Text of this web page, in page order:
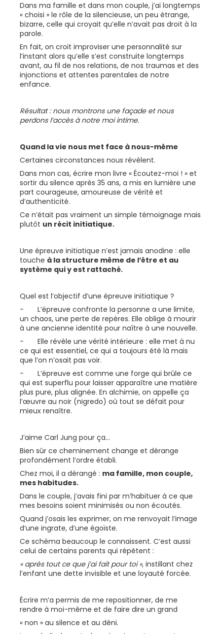
Dans ma famille et dans mon couple, j’ai longtemps
« choisi » le rôle de la silencieuse, un peu étrange,
bizarre, celle qui croyait qu’elle n’avait pas droit à la
parole.
En fait, on croit improviser une personnalité sur
l’instant alors qu’elle s’est construite longtemps
avant, au fil de nos relations, de nos traumas et des
injonctions et attentes parentales de notre
enfance.
Résultat : nous montrons une façade et nous
perdons l’accès à notre moi intime.
Quand la vie nous met face à nous-même
Certaines circonstances nous révèlent.
Dans mon cas, écrire mon livre « Écoutez-moi ! » et
sortir du silence après 35 ans, a mis en lumière une
part courageuse, amoureuse de vérité et
d’authenticité.
Ce n’était pas vraiment un simple témoignage mais
plutôt un récit initiatique.
Une épreuve initiatique n’est jamais anodine : elle
touche à la structure même de l’être et au
système qui y est rattaché.
Quel est l’objectif d’une épreuve initiatique ?
- L’épreuve confronte la personne a une limite,
un chaos, une perte de repères. Elle oblige à mourir
à une ancienne identité pour naître à une nouvelle.
- Elle révèle une vérité intérieure : elle met à nu
ce qui est essentiel, ce qui a toujours été là mais
que l’on n’osait pas voir.
- L’épreuve est comme une forge qui brûle ce
qui est superflu pour laisser apparaître une matière
plus pure, plus alignée. En alchimie, on appelle ça
l’œuvre au noir (nigredo) où tout se défait pour
mieux renaître.
J’aime Carl Jung pour ça...
Bien sûr ce cheminement change et dérange
profondément l’ordre établi.
Chez moi, il a dérangé : ma famille, mon couple,
mes habitudes.
Dans le couple, j’avais fini par m’habituer à ce que
mes besoins soient minimisés ou non écoutés.
Quand j’osais les exprimer, on me renvoyait l’image
d’une ingrate, d’une égoïste.
Ce schéma beaucoup le connaissent. C’est aussi
celui de certains parents qui répètent :
« après tout ce que j’ai fait pour toi », instillant chez
l’enfant une dette invisible et une loyauté forcée.
Écrire m’a permis de me repositionner, de me
rendre à moi-même et de faire dire un grand
« non » au silence et au déni.